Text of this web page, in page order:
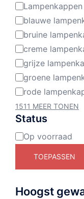
Lampenkappen
blauwe
bruine
creme
grijze
groene
rode
1511 MEER TONEN
Status
Op voorraad
TOEPASSEN
Hoogst